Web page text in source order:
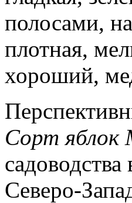
полосами,
плотная,
хороший,
Сорт яблок
Северо-